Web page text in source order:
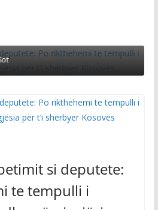
për t’i
Kurti thotë
zgjidhur
August 6,
si deputete:
te tempulli i